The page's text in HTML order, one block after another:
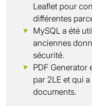
Leaflet pour
différentes
MySQL a été
anciennes
sécurité.
PDF Generator
par 2LE et qui
documents.